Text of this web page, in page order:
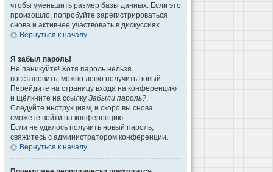
чтобы уменьшить размер базы данных. Если это
произошло, попробуйте зарегистрироваться
снова и активнее участвовать в дискуссиях.
Вернуться к началу
Я забыл пароль!
Не паникуйте! Хотя пароль нельзя
восстановить, можно легко получить новый.
Перейдите на страницу входа на конференцию
и щёлкните на ссылку Забыли пароль?.
Следуйте инструкциям, и скоро вы снова
сможете войти на конференцию.
Если не удалось получить новый пароль,
свяжитесь с администратором конференции.
Вернуться к началу